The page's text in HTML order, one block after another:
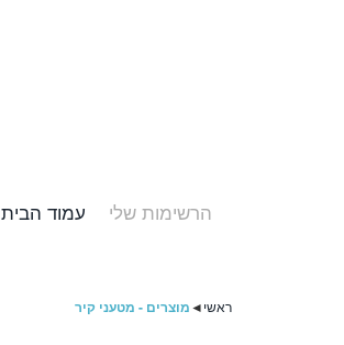
הרשימות שלי עמוד הבית
ראשי◄מוצרים - מטעני קיר